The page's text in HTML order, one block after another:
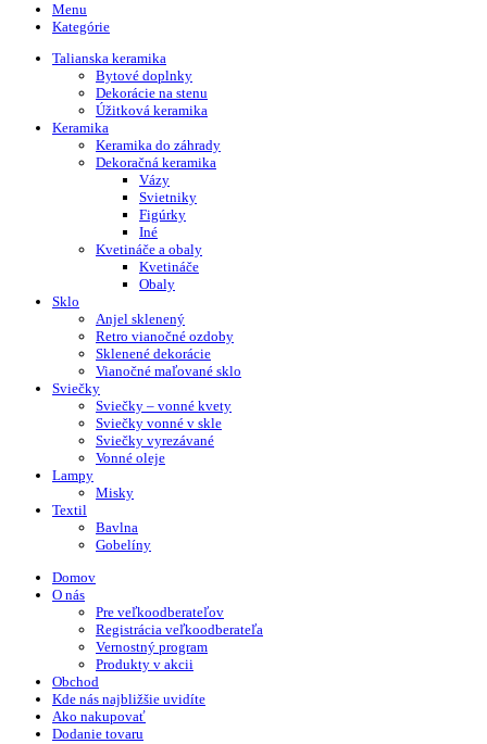
Menu
Kategórie
Talianska keramika
Bytové doplnky
Dekorácie na stenu
Úžitková keramika
Keramika
Keramika do záhrady
Dekoračná keramika
Vázy
Svietniky
Figúrky
Iné
Kvetináče a obaly
Kvetináče
Obaly
Sklo
Anjel sklenený
Retro vianočné ozdoby
Sklenené dekorácie
Vianočné maľované sklo
Sviečky
Sviečky – vonné kvety
Sviečky vonné v skle
Sviečky vyrezávané
Vonné oleje
Lampy
Misky
Textil
Bavlna
Gobelíny
Domov
O nás
Pre veľkoodberateľov
Registrácia veľkoodberateľa
Vernostný program
Produkty v akcii
Obchod
Kde nás najbližšie uvidíte
Ako nakupovať
Dodanie tovaru